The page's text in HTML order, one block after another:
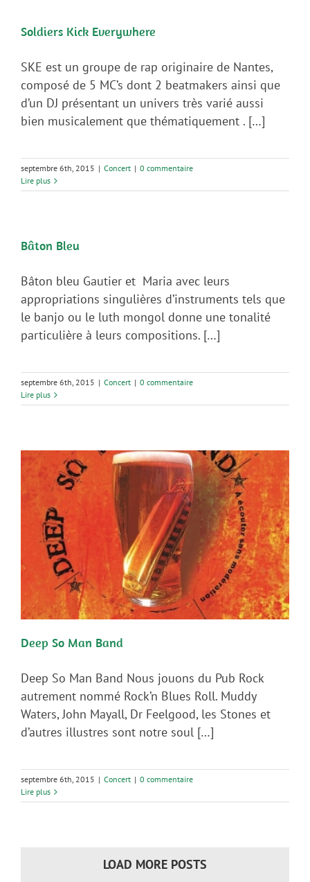
Soldiers Kick Everywhere
SKE est un groupe de rap originaire de Nantes,
composé de 5 MC’s dont 2 beatmakers ainsi que
d’un DJ présentant un univers très varié aussi
bien musicalement que thématiquement . […]
septembre 6th, 2015 | Concert | 0 commentaire
Lire plus
Bâton Bleu
Bâton bleu Gautier et Maria avec leurs
appropriations singulières d’instruments tels que
le banjo ou le luth mongol donne une tonalité
particulière à leurs compositions. […]
septembre 6th, 2015 | Concert | 0 commentaire
Lire plus
Deep So Man Band
Deep So Man Band Nous jouons du Pub Rock
autrement nommé Rock’n Blues Roll. Muddy
Waters, John Mayall, Dr Feelgood, les Stones et
d’autres illustres sont notre soul […]
septembre 6th, 2015 | Concert | 0 commentaire
Lire plus
LOAD MORE POSTS